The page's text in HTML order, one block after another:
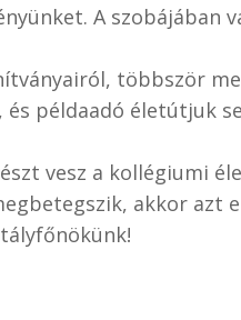
A szobájában
többször
példaadó életútjuk
vesz a kollégiumi
akkor